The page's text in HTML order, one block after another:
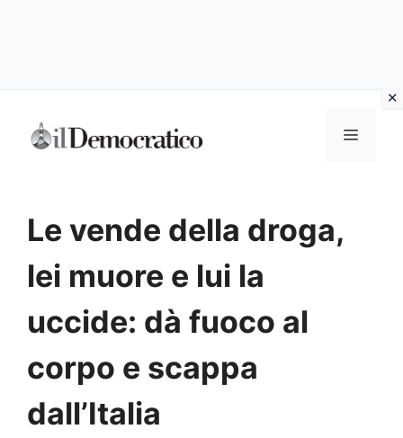
Menu
Le vende della droga,
lei muore e lui la
uccide: dà fuoco al
corpo e scappa
dall’Italia